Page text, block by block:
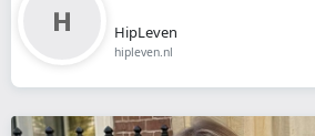
HipLeven
hipleven.nl